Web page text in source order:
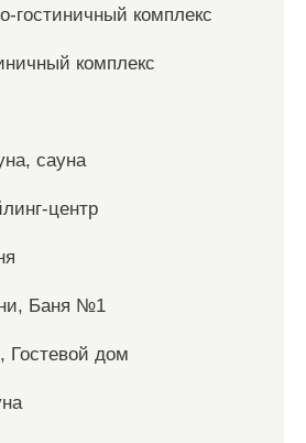
гостиничный комплекс
комплекс
сауна
центр
Баня №1
Гостевой дом